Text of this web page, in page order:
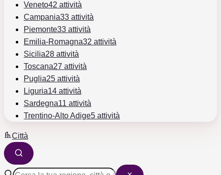
Veneto42 attività
Campania33 attività
Piemonte33 attività
Emilia-Romagna32 attività
Sicilia28 attività
Toscana27 attività
Puglia25 attività
Liguria14 attività
Sardegna11 attività
Trentino-Alto Adige5 attività
Città